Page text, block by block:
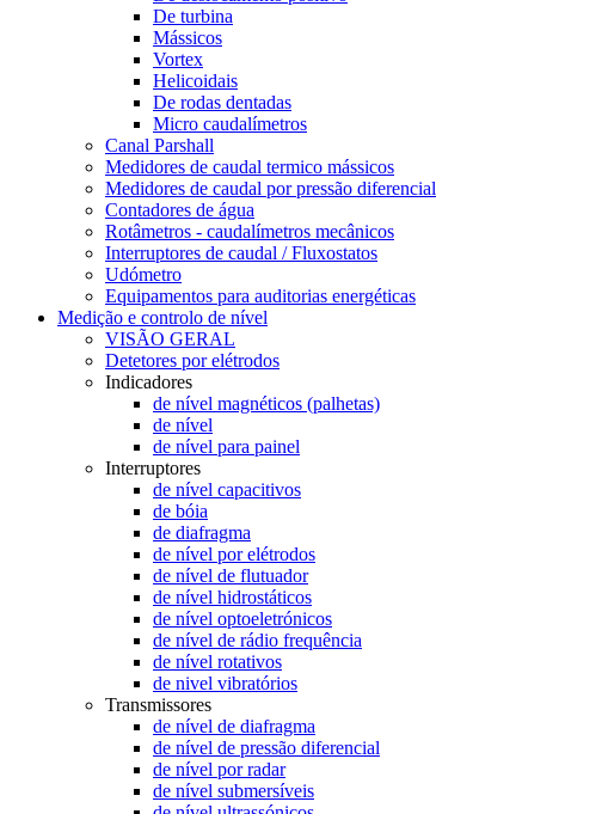
De turbina
Mássicos
Vortex
Helicoidais
De rodas dentadas
Micro caudalímetros
Canal Parshall
Medidores de caudal termico mássicos
Medidores de caudal por pressão diferencial
Contadores de água
Rotâmetros - caudalímetros mecânicos
Interruptores de caudal / Fluxostatos
Udómetro
Equipamentos para auditorias energéticas
Medição e controlo de nível
VISÃO GERAL
Detetores por elétrodos
Indicadores
de nível magnéticos (palhetas)
de nível
de nível para painel
Interruptores
de nível capacitivos
de bóia
de diafragma
de nível por elétrodos
de nível de flutuador
de nível hidrostáticos
de nível optoeletrónicos
de nível de rádio frequência
de nível rotativos
de nivel vibratórios
Transmissores
de nível de diafragma
de nível de pressão diferencial
de nível por radar
de nível submersíveis